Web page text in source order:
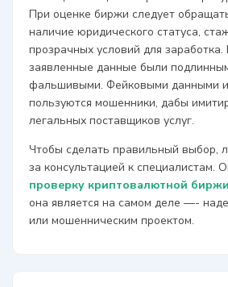
При оценке биржи следует
наличие юридического статуса,
прозрачных условий для
заявленные данные были
фальшивыми. Фейковыми данными
пользуются мошенники, дабы
легальных поставщиков услуг.
Чтобы сделать правильный выбор,
за консультацией к специалистам.
проверку криптовалютной биржи
она является на самом деле —-
или мошенническим проектом.